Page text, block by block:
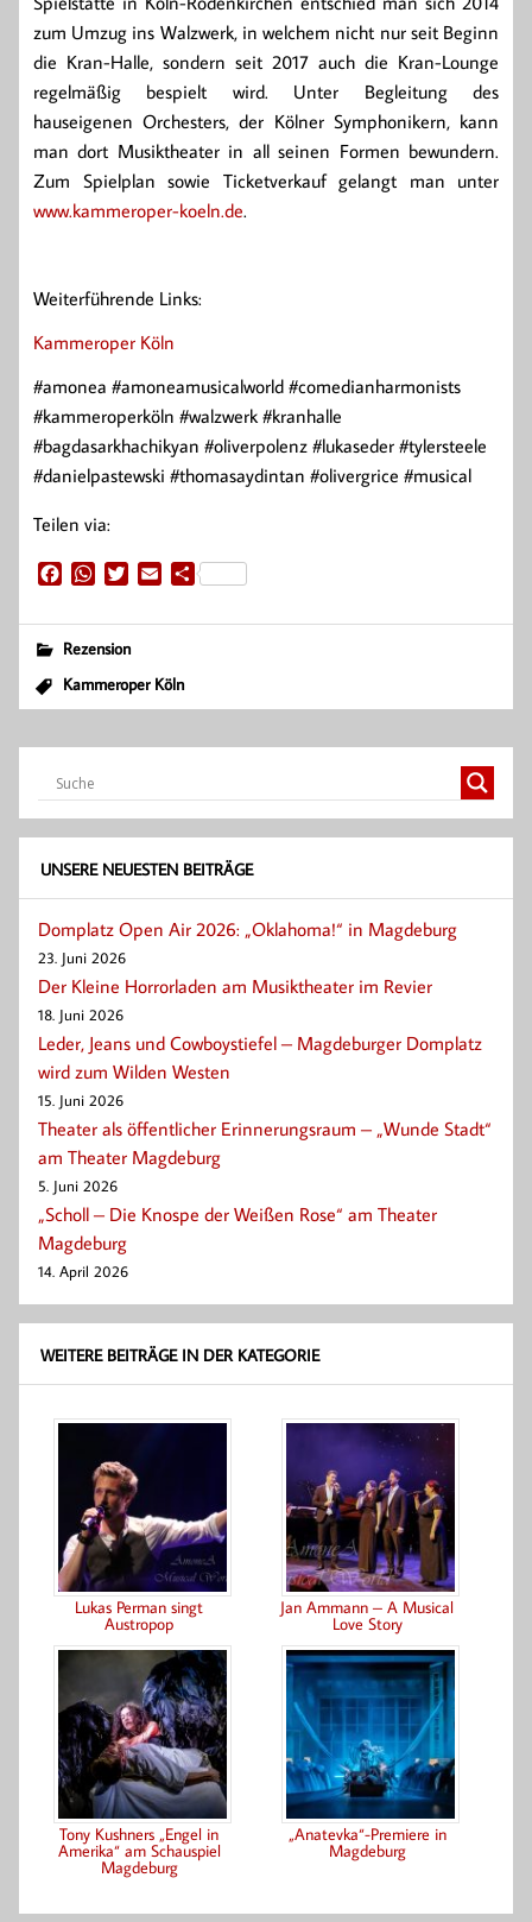
zum Umzug ins Walzwerk, in welchem nicht nur seit Beginn
die Kran-Halle, sondern seit 2017 auch die Kran-Lounge
regelmäßig bespielt wird. Unter Begleitung des
hauseigenen Orchesters, der Kölner Symphonikern, kann
man dort Musiktheater in all seinen Formen bewundern.
Zum Spielplan sowie Ticketverkauf gelangt man unter
www.kammeroper-koeln.de.
Weiterführende Links:
Kammeroper Köln
#amonea #amoneamusicalworld #comedianharmonists
#kammeroperköln #walzwerk #kranhalle
#bagdasarkhachikyan #oliverpolenz #lukaseder #tylersteele
#danielpastewski #thomasaydintan #olivergrice #musical
Teilen via:
c
e
o
o
W
a
t
A
p
i
t
e
r
a
T
i
Rezension
Kammeroper Köln
UNSERE NEUESTEN BEITRÄGE
Domplatz Open Air 2026: „Oklahoma!“ in Magdeburg
23. Juni 2026
Der Kleine Horrorladen am Musiktheater im Revier
18. Juni 2026
Leder, Jeans und Cowboystiefel – Magdeburger Domplatz
wird zum Wilden Westen
15. Juni 2026
Theater als öffentlicher Erinnerungsraum – „Wunde Stadt“
am Theater Magdeburg
5. Juni 2026
„Scholl – Die Knospe der Weißen Rose“ am Theater
Magdeburg
14. April 2026
WEITERE BEITRÄGE IN DER KATEGORIE
Lukas Perman singt
Austropop
Jan Ammann – A Musical
Love Story
Tony Kushners „Engel in
Amerika“ am Schauspiel
Magdeburg
„Anatevka“-Premiere in
Magdeburg